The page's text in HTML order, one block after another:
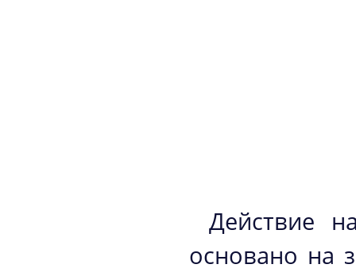
Действие
основано на